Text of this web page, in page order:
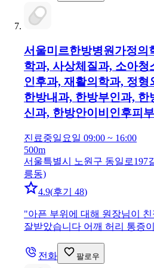
서울미르한방병원 가정의
학과, 사상체질과, 소아청
인후과, 재활의학과, 정형
한방내과, 한방부인과, 한
신과, 한방안이비인후피
진료중일요일 09:00 ~ 16:00
500m
서울특별시 노원구 동일로197
릉동)
4.9(후기 48)
"아픈 부위에 대해 원장님이
잘받았습니다 어깨 허리 통증
전화 팔로우